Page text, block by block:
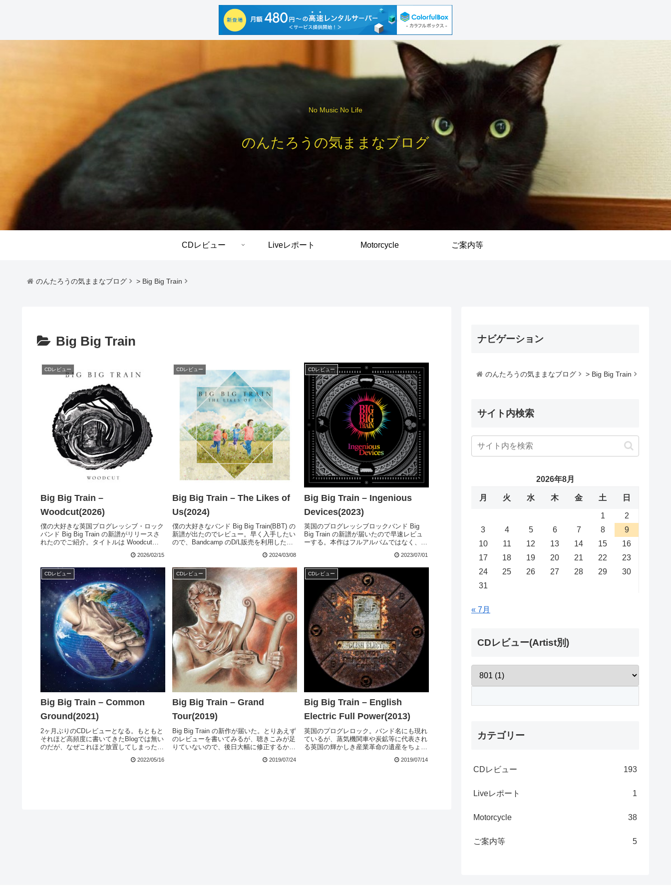
No Music No Life
のんたろうの気ままなブログ
CDレビュー Liveレポート Motorcycle ご案内等
のんたろうの気ままなブログ > Big Big Train
Big Big Train
CDレビュー
Big Big Train –
Woodcut(2026)
僕の大好きな英国プログレッシブ・ロック
バンド Big Big Train の新譜がリリースさ
れたのでご紹介。タイトルは Woodcut
が、まだ歌詞を読み込んでいないので良く
わからず。メンバーは、前作ス...
2026/02/15
CDレビュー
Big Big Train – The Likes of
Us(2024)
僕の大好きなバンド Big Big Train(BBT) の
新譜が出たのでレビュー。早く入手したい
ので、Bandcamp のD/L販売を利用した。
ーシャー付。まず皆さんが最も気になる...
2024/03/08
CDレビュー
Big Big Train – Ingenious
Devices(2023)
英国のプログレッシブロックバンド Big
Big Train の新譜が届いたので早速レビュ
ーする。本作はフルアルバムではなく、あ
られている楽曲は５曲。そのうち３曲は、
過去のアルバムに収録された楽曲を再演...
2023/07/01
CDレビュー
Big Big Train – Common
Ground(2021)
2ヶ月ぶりのCDレビューとなる。もともと
それほど高頻度に書いてきたBlogでは無い
のだが、なぜこれほど放置してしまったの
の訃報を知って、その衝撃がある程度収ま
2022/05/16
CDレビュー
Big Big Train – Grand
Tour(2019)
Big Big Train の新作が届いた。とりあえず
のレビューを書いてみるが、聴きこみが足
りていないので、後日大幅に修正するかも
書かれているが、Grand Tour とは、英国か
2019/07/24
CDレビュー
Big Big Train – English
Electric Full Power(2013)
英国のプログレロック。バンド名にも現れ
ているが、蒸気機関車や炭鉱等に代表され
る英国の輝かしき産業革命の遺産をちょっ
国の美しい自然を織り込んだり、いかにも
2019/07/14
ナビゲーション
のんたろうの気ままなブログ > Big Big Train
サイト内検索
2026年8月
月 火 水 木 金 土 日
1
2
3
4 5 6 7 8
9
10
11 12 13 14 15
16
17
18 19 20 21 22
23
24
25 26 27 28 29
30
31
« 7月
CDレビュー(Artist別)
カテゴリー
CDレビュー 193
Liveレポート 1
Motorcycle 38
ご案内等 5